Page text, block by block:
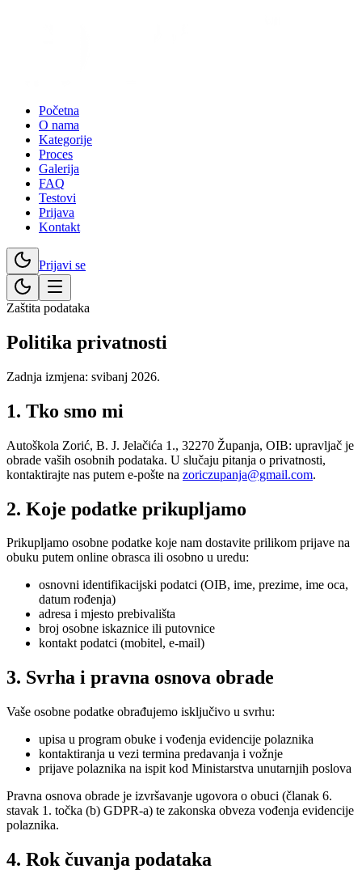
Početna
O nama
Kategorije
Proces
Galerija
FAQ
Testovi
Prijava
Kontakt
Prijavi se
Zaštita podataka
Politika privatnosti
Zadnja izmjena: svibanj 2026.
1. Tko smo mi
Autoškola Zorić, B. J. Jelačića 1., 32270 Županja, OIB: upravljač je
obrade vaših osobnih podataka. U slučaju pitanja o privatnosti,
kontaktirajte nas putem e-pošte na zoriczupanja@gmail.com.
2. Koje podatke prikupljamo
Prikupljamo osobne podatke koje nam dostavite prilikom prijave na
obuku putem online obrasca ili osobno u uredu:
osnovni identifikacijski podatci (OIB, ime, prezime, ime oca,
datum rođenja)
adresa i mjesto prebivališta
broj osobne iskaznice ili putovnice
kontakt podatci (mobitel, e-mail)
3. Svrha i pravna osnova obrade
Vaše osobne podatke obrađujemo isključivo u svrhu:
upisa u program obuke i vođenja evidencije polaznika
kontaktiranja u vezi termina predavanja i vožnje
prijave polaznika na ispit kod Ministarstva unutarnjih poslova
Pravna osnova obrade je izvršavanje ugovora o obuci (članak 6.
stavak 1. točka (b) GDPR-a) te zakonska obveza vođenja evidencije
polaznika.
4. Rok čuvanja podataka